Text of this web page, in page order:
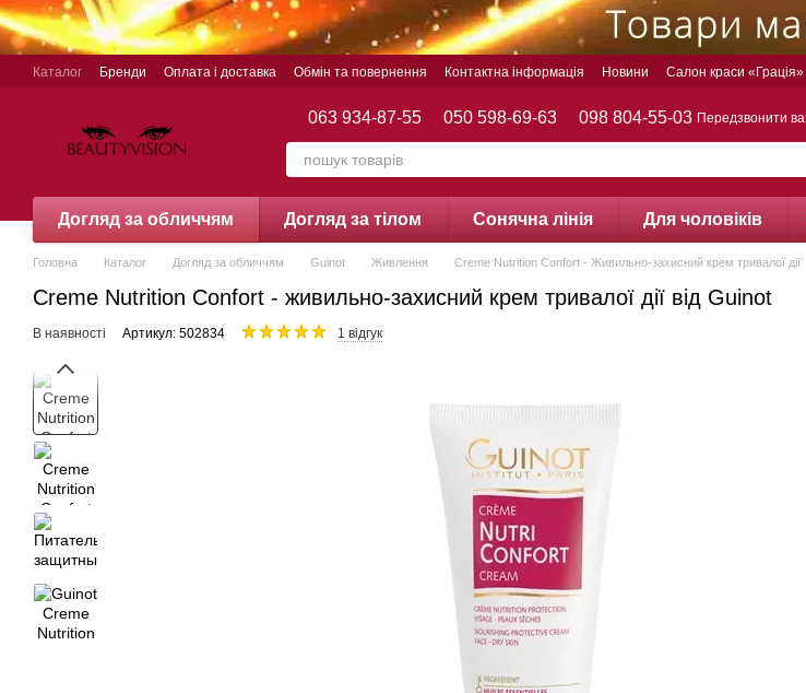
Перейти до основного контенту
Каталог Бренди Оплата і доставка Обмін та повернення Контактна інформація Новини Салон краси «Грація»
063 934-87-55 050 598-69-63 098 804-55-03 Передзвонити
Догляд за обличчям Догляд за тілом Сонячна лінія Для чоловіків
Головна Каталог Догляд за обличчям Guinot Живлення Creme Nutrition Confort - Живильно-захисний крем тривалої дії
Creme Nutrition Confort - живильно-захисний крем тривалої дії від Guinot
В наявності Артикул: 502834 1 відгук